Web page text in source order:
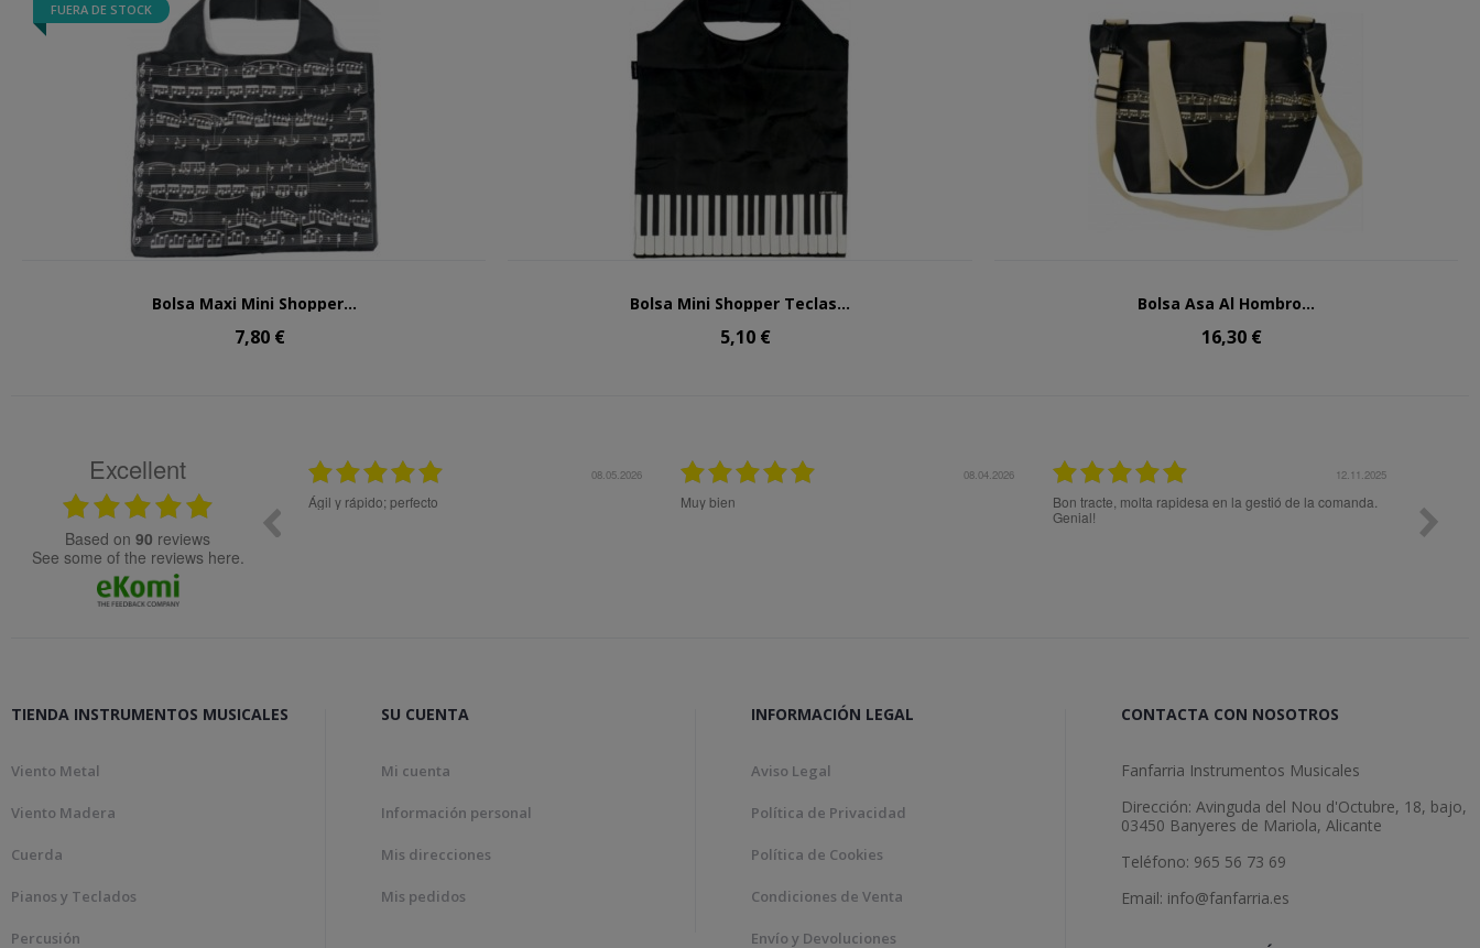
FUERA DE STOCK
Bolsa Maxi Mini Shopper...
7,80 €
Bolsa Mini Shopper Teclas...
5,10 €
Bolsa Asa Al Hombro...
16,30 €
Excellent
based on 90 reviews
see some of the reviews here.
08.05.2026
Ágil y rápido; perfecto
08.04.2026
Muy bien
12.11.2025
Bon tracte, molta rapidesa en la gestió de la comanda.
Todo ok
TIENDA INSTRUMENTOS MUSICALES
Viento Metal
Viento Madera
Cuerda
Pianos y Teclados
Percusión
SU CUENTA
Mi cuenta
Información personal
Mis direcciones
Mis pedidos
INFORMACIÓN LEGAL
Aviso Legal
Política de Privacidad
Política de Cookies
Condiciones de Venta
Envío y Devoluciones
CONTACTA CON NOSOTROS
Fanfarria Instrumentos Musicales
Dirección: Avinguda del Nou d'Octubre, 18, bajo,
03450 Banyeres de Mariola, Alicante
Teléfono: 965 56 73 69
Email: info@fanfarria.es